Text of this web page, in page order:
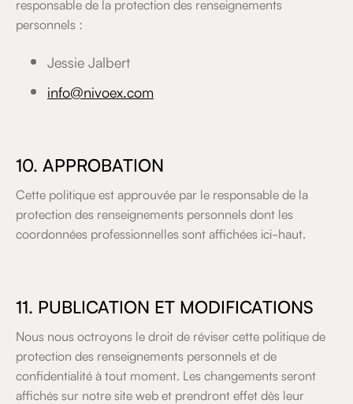
responsable de la protection des renseignements
personnels :
Jessie Jalbert
info@nivoex.com
10. APPROBATION
Cette politique est approuvée par le responsable de la
protection des renseignements personnels dont les
coordonnées professionnelles sont affichées ici-haut.
11. PUBLICATION ET MODIFICATIONS
Nous nous octroyons le droit de réviser cette politique de
protection des renseignements personnels et de
confidentialité à tout moment. Les changements seront
affichés sur notre site web et prendront effet dès leur